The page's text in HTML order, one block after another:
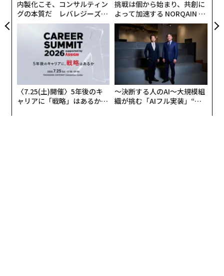
内製化こそ、コンサルティン
グの本質だ レバレジーズが
実践する、次世代ファームの
挑戦は個から始まり、共創に
よって加速する NORQAIN JA
PAN 特別座談会
〈7.25(土)開催〉5年後のキ
ャリアに「戦略」はあるか。
〜決断する人のAI〜大規模組
織が挑む「AIフル実装」“使